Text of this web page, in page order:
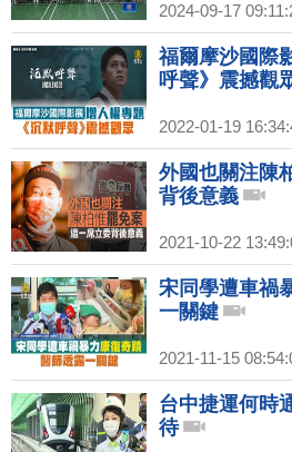
2024-09-17
福爾摩沙國際
呼聲》震撼觀
2022-01-19
外國也關注陳
背後意義
2021-10-22
宋同學遭車禍
一關鍵
2021-11-15
台中捷運何時
待